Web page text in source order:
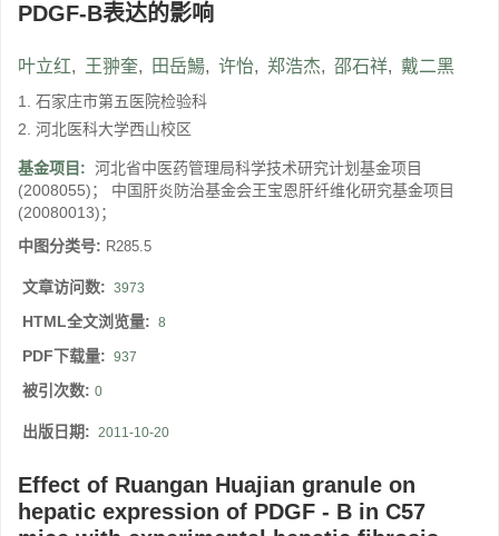
PDGF-B表达的影响
叶立红, 王翀奎, 田岳鰑, 许怡, 郑浩杰, 邵石祥, 戴二黑
1. 石家庄市第五医院检验科
2. 河北医科大学西山校区
基金项目: 河北省中医药管理局科学技术研究计划基金项目
(2008055)； 中国肝炎防治基金会王宝恩肝纤维化研究基金项目
(20080013)；
中图分类号: R285.5
文章访问数: 3973
HTML全文浏览量: 8
PDF下载量: 937
被引次数: 0
出版日期: 2011-10-20
Effect of Ruangan Huajian granule on
hepatic expression of PDGF - B in C57